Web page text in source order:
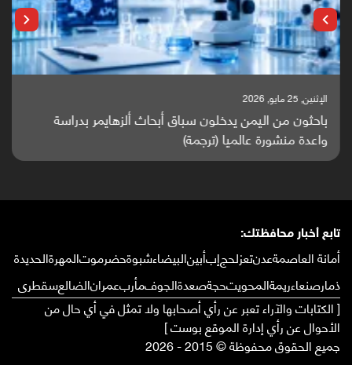
الإثنين, 25 مايو, 2026
باحثون من اليمن يدخلون سباق أبحاث ألزهايمر بدراسة
واعدة منشورة عالميا (ترجمة)
تابع أخبار محافظتك:
أمانة العاصمةعدنتعزلحجإبأبينالبيضاءشبوةحضرموتالمهرةالحديدة
ذمارصنعاءريمةالمحويتحجةصعدةالجوفمأربعمرانالضالعسقطرى
[ الكتابات والآراء تعبر عن رأي أصحابها ولا تمثل في أي حال من
الأحوال عن رأي إدارة الموقع بوست ]
جميع الحقوق محفوظة © 2015 - 2026